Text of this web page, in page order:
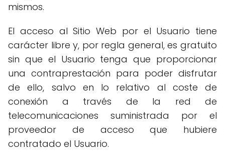
mismos.
El acceso al Sitio Web por el Usuario tiene
carácter libre y, por regla general, es gratuito
sin que el Usuario tenga que proporcionar
una contraprestación para poder disfrutar
de ello, salvo en lo relativo al coste de
conexión a través de la red de
telecomunicaciones suministrada por el
proveedor de acceso que hubiere
contratado el Usuario.